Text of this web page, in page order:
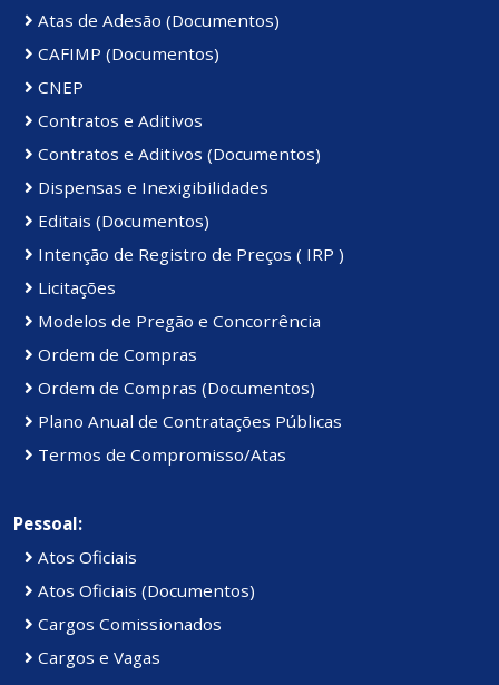
Atas de Adesão (Documentos)
CAFIMP (Documentos)
CNEP
Contratos e Aditivos
Contratos e Aditivos (Documentos)
Dispensas e Inexigibilidades
Editais (Documentos)
Intenção de Registro de Preços ( IRP )
Licitações
Modelos de Pregão e Concorrência
Ordem de Compras
Ordem de Compras (Documentos)
Plano Anual de Contratações Públicas
Termos de Compromisso/Atas
Pessoal:
Atos Oficiais
Atos Oficiais (Documentos)
Cargos Comissionados
Cargos e Vagas